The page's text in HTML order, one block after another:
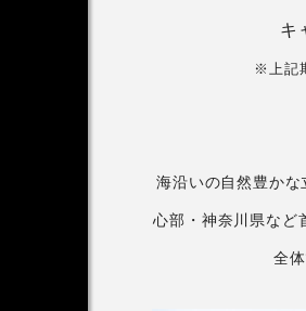
キ
※上記
海沿いの自然豊か
心部・神奈川県など
全